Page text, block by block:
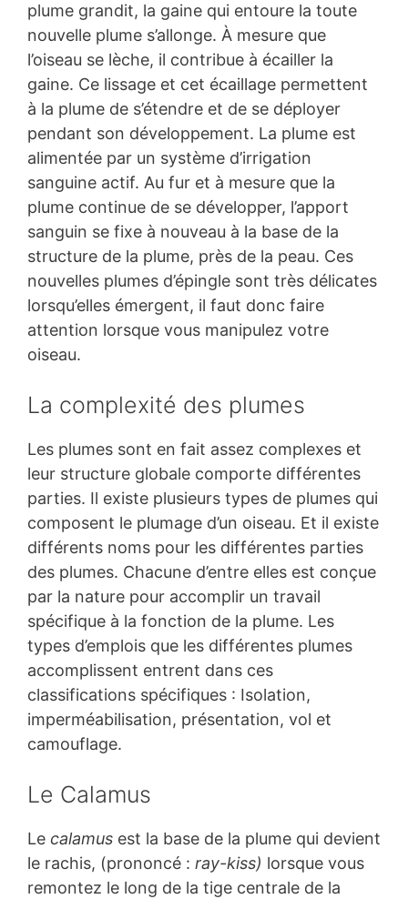
plume grandit, la gaine qui entoure la toute
nouvelle plume s’allonge. À mesure que
l’oiseau se lèche, il contribue à écailler la
gaine. Ce lissage et cet écaillage permettent
à la plume de s’étendre et de se déployer
pendant son développement. La plume est
alimentée par un système d’irrigation
sanguine actif. Au fur et à mesure que la
plume continue de se développer, l’apport
sanguin se fixe à nouveau à la base de la
structure de la plume, près de la peau. Ces
nouvelles plumes d’épingle sont très délicates
lorsqu’elles émergent, il faut donc faire
attention lorsque vous manipulez votre
oiseau.
La complexité des plumes
Les plumes sont en fait assez complexes et
leur structure globale comporte différentes
parties. Il existe plusieurs types de plumes qui
composent le plumage d’un oiseau. Et il existe
différents noms pour les différentes parties
des plumes. Chacune d’entre elles est conçue
par la nature pour accomplir un travail
spécifique à la fonction de la plume. Les
types d’emplois que les différentes plumes
accomplissent entrent dans ces
classifications spécifiques : Isolation,
imperméabilisation, présentation, vol et
camouflage.
Le Calamus
Le calamus est la base de la plume qui devient
le rachis, (prononcé : ray-kiss) lorsque vous
remontez le long de la tige centrale de la